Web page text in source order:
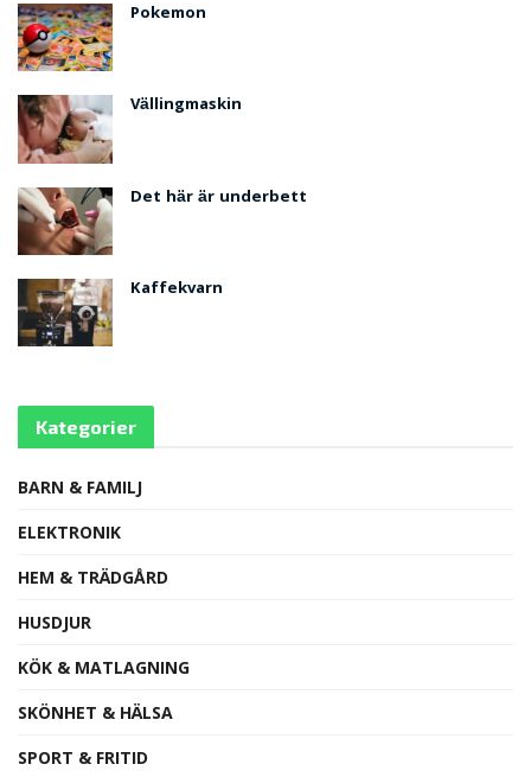
Pokemon
Vällingmaskin
Det här är underbett
Kaffekvarn
Kategorier
BARN & FAMILJ
ELEKTRONIK
HEM & TRÄDGÅRD
HUSDJUR
KÖK & MATLAGNING
SKÖNHET & HÄLSA
SPORT & FRITID